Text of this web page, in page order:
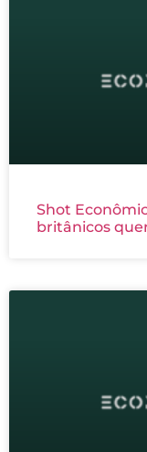
Shot
britânicos